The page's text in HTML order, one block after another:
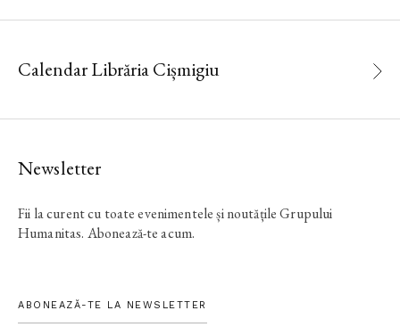
Calendar Librăria Cișmigiu
Newsletter
Fii la curent cu toate evenimentele și noutățile Grupului
Humanitas. Abonează-te acum.
ABONEAZĂ-TE LA NEWSLETTER